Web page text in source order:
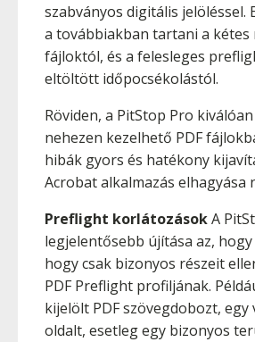
szabványos digitális jelöléssel.
a továbbiakban tartani a kétes
fájloktól, és a felesleges
eltöltött időpocsékolástól.
Röviden, a PitStop Pro
nehezen kezelhető PDF
hibák gyors és hatékony
Acrobat alkalmazás elhagyása
Preflight korlátozásokA
legjelentősebb újítása az,
hogy csak bizonyos részeit
PDF Preflight profiljának.
kijelölt PDF szövegdobozt, egy
oldalt, esetleg egy bizonyos